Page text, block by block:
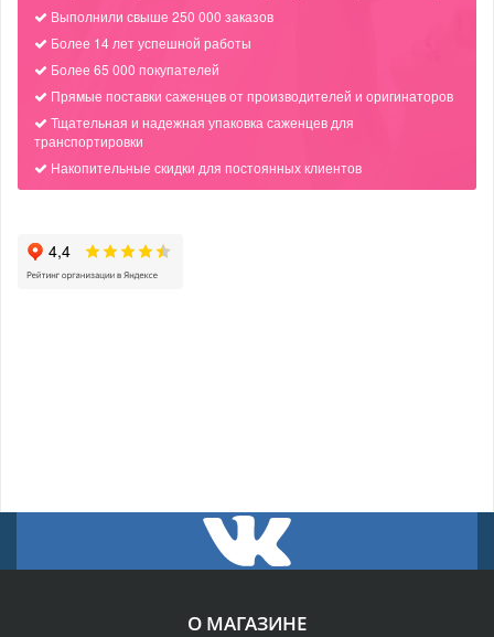
Выполнили свыше 250 000 заказов
Более 14 лет успешной работы
Более 65 000 покупателей
Прямые поставки саженцев от производителей и оригинаторов
Тщательная и надежная упаковка саженцев для
транспортировки
Накопительные скидки для постоянных клиентов
О МАГАЗИНЕ